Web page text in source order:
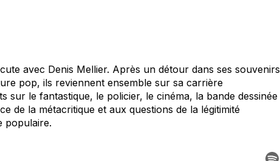
avec Denis Mellier. Après un détour dans ses souvenirs
pop, ils reviennent ensemble sur sa carrière
sur le fantastique, le policier, le cinéma, la bande dessinée
de la métacritique et aux questions de la légitimité
populaire.